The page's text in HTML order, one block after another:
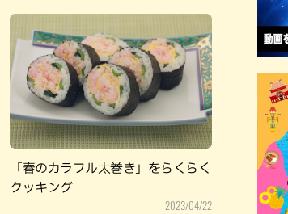
「春のカラフル太巻き」をらくらく
クッキング
2023/04/22